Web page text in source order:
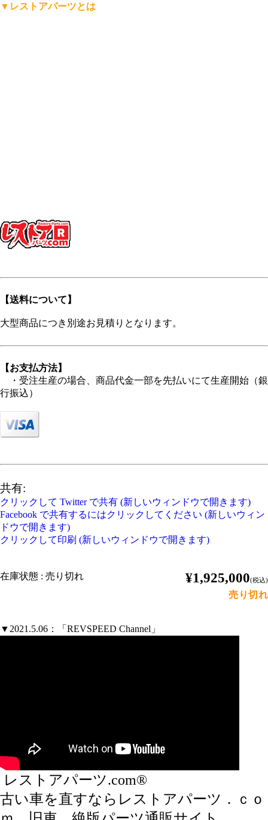
▼レストアパーツとは
【送料について】
大型商品につき別途お見積りとなります。
【お支払方法】
・受注生産の場合、商品代金一部を先払いにて生産開始（銀
行振込）
共有:
クリックして Twitter で共有 (新しいウィンドウで開きます)
Facebook で共有するにはクリックしてください (新しいウィン
ドウで開きます)
クリックして印刷 (新しいウィンドウで開きます)
在庫状態 : 売り切れ ¥1,925,000(税込)
売り切れ
▼2021.5.06：「REVSPEED Channel」
レストアパーツ.com®
古い車を直すならレストアパーツ．ｃｏ